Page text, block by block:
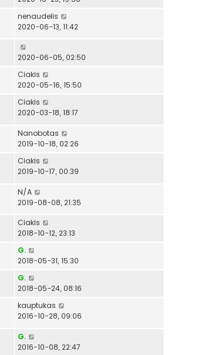
nenaudelis
2020-06-13, 11:42
2020-06-05, 02:50
Ciakis
2020-05-16, 15:50
Ciakis
2020-03-18, 18:17
Nanobotas
2019-10-18, 02:26
Ciakis
2019-10-17, 00:39
N/A
2019-08-08, 21:35
Ciakis
2018-10-12, 23:13
G.
2018-05-31, 15:30
G.
2018-05-24, 08:16
kauptukas
2016-10-28, 09:06
G.
2016-10-08, 22:47